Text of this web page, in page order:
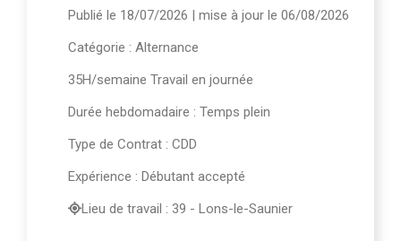
Publié le 18/07/2026 | mise à jour le 06/08/2026
Catégorie : Alternance
35H/semaine Travail en journée
Durée hebdomadaire : Temps plein
Type de Contrat : CDD
Expérience : Débutant accepté
Lieu de travail : 39 - Lons-le-Saunier